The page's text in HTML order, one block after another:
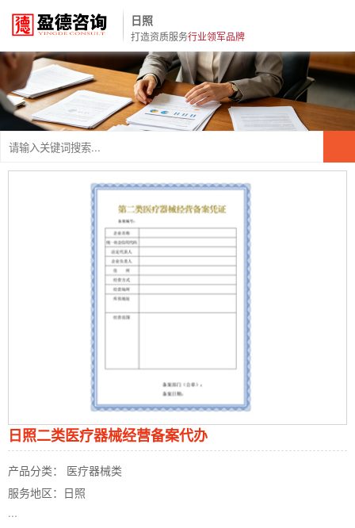
日照
打造资质服务行业领军品牌
日照二类医疗器械经营备案代办
产品分类： 医疗器械类
服务地区：日照
···